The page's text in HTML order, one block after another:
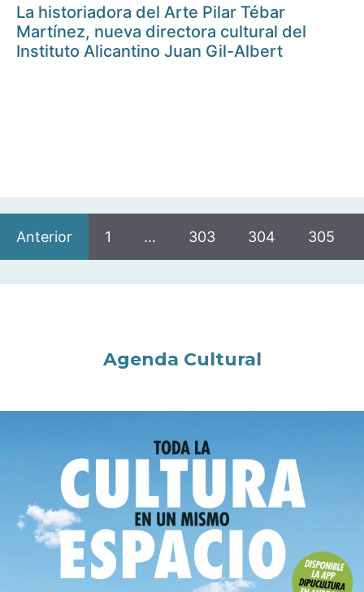
La historiadora del Arte Pilar Tébar
Martínez, nueva directora cultural del
Instituto Alicantino Juan Gil-Albert
Anterior 1 … 303 304 305
Agenda Cultural